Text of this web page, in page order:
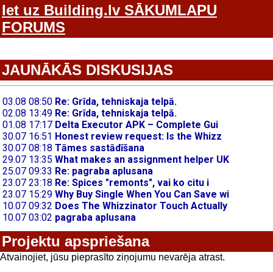
Iet uz Building.lv SĀKUMLAPU
FORUMS
JAUNĀKĀS DISKUSIJAS
Projektu apspriešana
Atvainojiet, jūsu pieprasīto ziņojumu nevarēja atrast.